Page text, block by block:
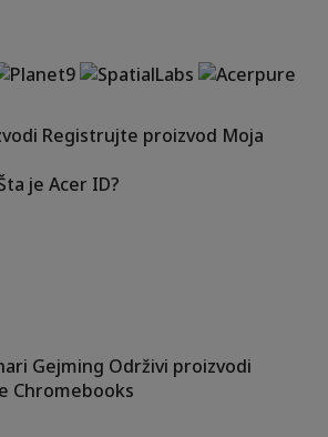
Registrujte proizvod Moja
je Acer ID?
Gejming Održivi proizvodi
Chromebooks